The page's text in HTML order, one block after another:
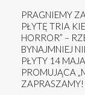
PRAGNIEMY
PŁYTĘ TRIA
HORROR” –
BYNAJMNIEJ
PŁYTY 14
PROMUJĄCA
ZAPRASZAMY!